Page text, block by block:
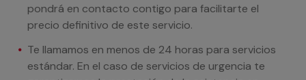
pondrá en contacto contigo para facilitarte el
precio definitivo de este servicio.
Te llamamos en menos de 24 horas para servicios
estándar. En el caso de servicios de urgencia te